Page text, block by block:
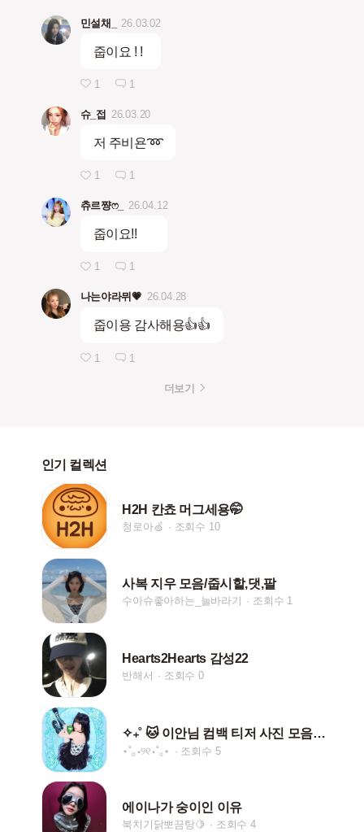
민설채_ 26.03.02
줍이요 ! !
1 1
슈_접 26.03.20
저 주비욘➿
1 1
츄르쨩ෆ_ 26.04.12
줍이요!!
1 1
나는야라뮈💗 26.04.28
줍이용 감사해용👍👍
1 1
더보기
인기 컬렉션
H2H 칸쵸 머그세용🤭
청로아🍏 조회수 10
사복 지우 모음/줍시핱,댓,팔
수아슈좋아하는_늘바라기 조회수 1
Hearts2Hearts 감성22
반해서 조회수 0
✧₊˚ 🐱 이안님 컴백 티저 사진 모음🩵 ˚₊✧
⋆˚｡⋆୨୧⋆˚｡⋆ 조회수 5
에이나가 숭이인 이유
북치기닭뽀끔탕🍋 조회수 4